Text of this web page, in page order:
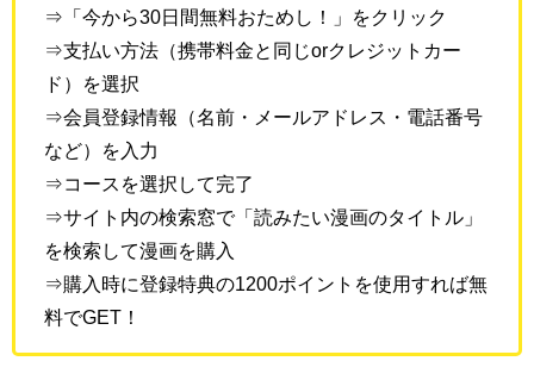
⇒「今から30日間無料おためし！」をクリック
⇒支払い方法（携帯料金と同じorクレジットカー
ド）を選択
⇒会員登録情報（名前・メールアドレス・電話番号
など）を入力
⇒コースを選択して完了
⇒サイト内の検索窓で「読みたい漫画のタイトル」
を検索して漫画を購入
⇒購入時に登録特典の1200ポイントを使用すれば無
料でGET！